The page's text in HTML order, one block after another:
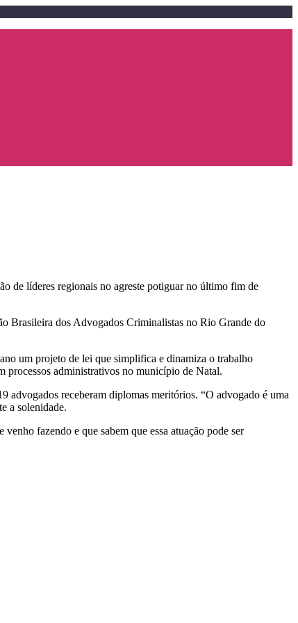
de líderes regionais no agreste potiguar no último fim de
Brasileira dos Advogados Criminalistas no Rio Grande do
um projeto de lei que simplifica e dinamiza o trabalho
processos administrativos no município de Natal.
advogados receberam diplomas meritórios. “O advogado é uma
a solenidade.
fazendo e que sabem que essa atuação pode ser